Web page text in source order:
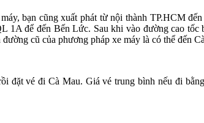
bạn cũng xuất phát từ nội thành TP.HCM
để đến Bến Lức. Sau khi vào đường cao
cũ của phương pháp xe máy là có thể đến
đặt vé đi Cà Mau. Giá vé trung bình nếu đi